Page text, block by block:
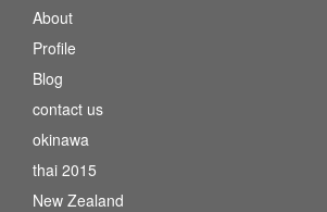
About
Profile
Blog
contact us
okinawa
thai 2015
New Zealand